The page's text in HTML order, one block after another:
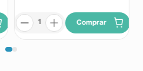
Comprar